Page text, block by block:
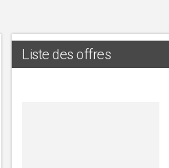
Liste des offres